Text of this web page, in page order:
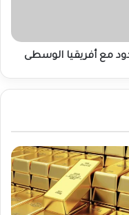
مع أفريقيا الوسطى